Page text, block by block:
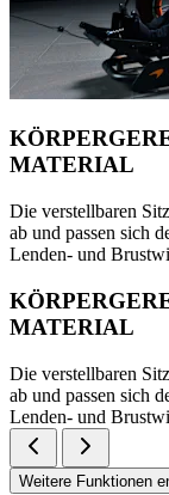
MATERIAL
Die verstellbaren
ab und passen sich
Lenden- und
MATERIAL
Die verstellbaren
ab und passen sich
Lenden- und
Weitere Funktionen